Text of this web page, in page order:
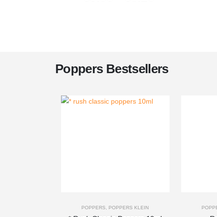
Poppers Bestsellers
POPPERS POPPERS KLEIN